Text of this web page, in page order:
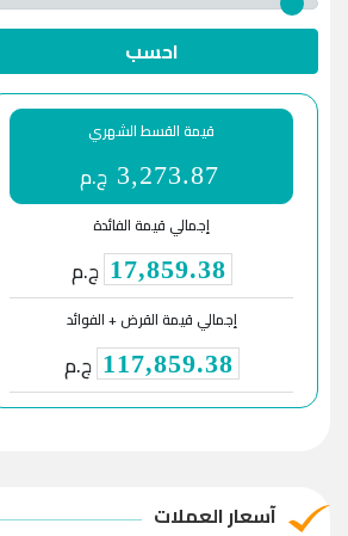
احسب
قيمة القسط الشهري
3,273.87 ج.م
إجمالي قيمة الفائدة
17,859.38 ج.م
إجمالي قيمة القرض + الفوائد
117,859.38 ج.م
آسعار العملات